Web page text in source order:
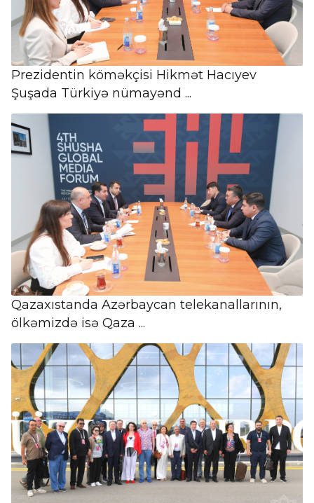
Prezidentin köməkçisi Hikmət Hacıyev
Şuşada Türkiyə nümayənd ...
Qazaxıstanda Azərbaycan telekanallarının,
ölkəmizdə isə Qaza ...